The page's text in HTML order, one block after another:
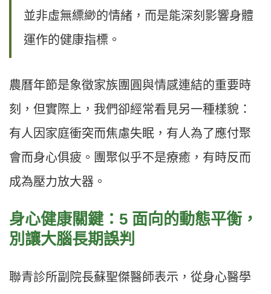
並非虛無縹緲的情緒，而是能深刻影響身體
運作的健康指標。
農曆年節是象徵家族團圓與情感連結的重要時
刻，但實際上，我們卻經常看見另一種樣貌：
有人因家庭衝突而焦慮失眠，有人為了應付聚
會而身心俱疲。團聚似乎不是療癒，有時反而
成為壓力放大器。
身心健康關鍵：5 面向的動態平衡，
別讓大腦長期誤判
聯青診所副院長蘇聖傑醫師表示，從身心醫學